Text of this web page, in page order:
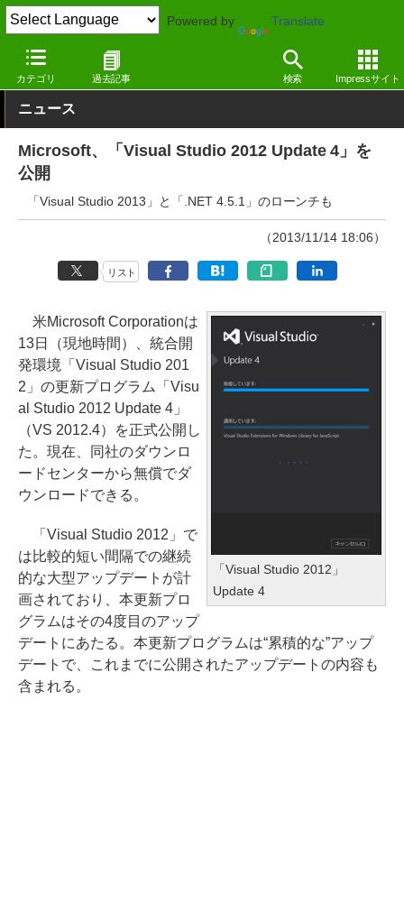
Powered by Translate
カテゴリ 過去記事 検索 Impressサイト
窓の杜 プログラミング Windows
ニュース
Microsoft、「Visual Studio 2012 Update 4」を
公開
「Visual Studio 2013」と「.NET 4.5.1」のローンチも
（2013/11/14 18:06）
リスト
「Visual Studio 2012」
Update 4
米Microsoft Corporationは
13日（現地時間）、統合開
発環境「Visual Studio 201
2」の更新プログラム「Visu
al Studio 2012 Update 4」
（VS 2012.4）を正式公開し
た。現在、同社のダウンロ
ードセンターから無償でダ
ウンロードできる。
「Visual Studio 2012」で
は比較的短い間隔での継続
的な大型アップデートが計
画されており、本更新プロ
グラムはその4度目のアップ
デートにあたる。本更新プログラムは“累積的な”アップ
デートで、これまでに公開されたアップデートの内容も
含まれる。